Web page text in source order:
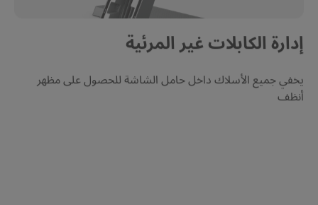
إدارة الكابلات غير المرئية
أنظف